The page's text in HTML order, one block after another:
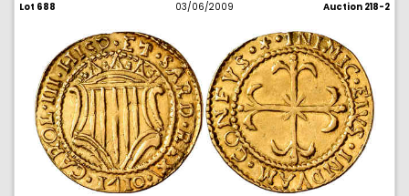
Lot 688 03/06/2009 Auction 218-2